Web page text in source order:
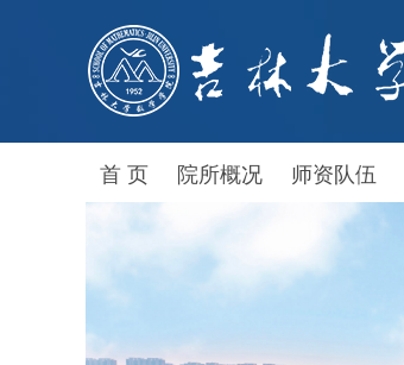
首 页 院所概况 师资队伍